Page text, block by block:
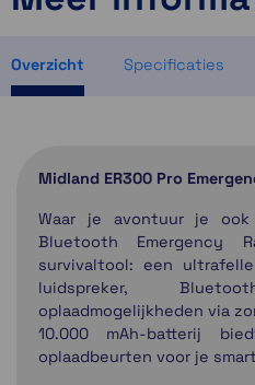
Overzicht Specificaties
Midland ER300 Pro
Waar je avontuur je ook
Bluetooth Emergency
survivaltool: een
luidspreker,
oplaadmogelijkheden via
10.000 mAh-batterij
oplaadbeurten voor je